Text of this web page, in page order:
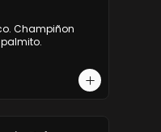
cebollin, envuelto
cebollin,
palta, envuelto
Champiñon